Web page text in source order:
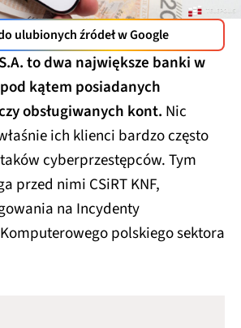
ulubionych źródeł w Google
to dwa największe banki w
kątem posiadanych
obsługiwanych kont. Nic
ich klienci bardzo często
cyberprzestępców. Tym
przed nimi CSiRT KNF,
na Incydenty
polskiego sektora